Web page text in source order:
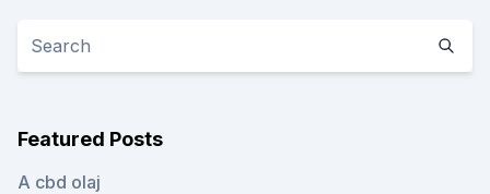
Featured Posts
A cbd olaj